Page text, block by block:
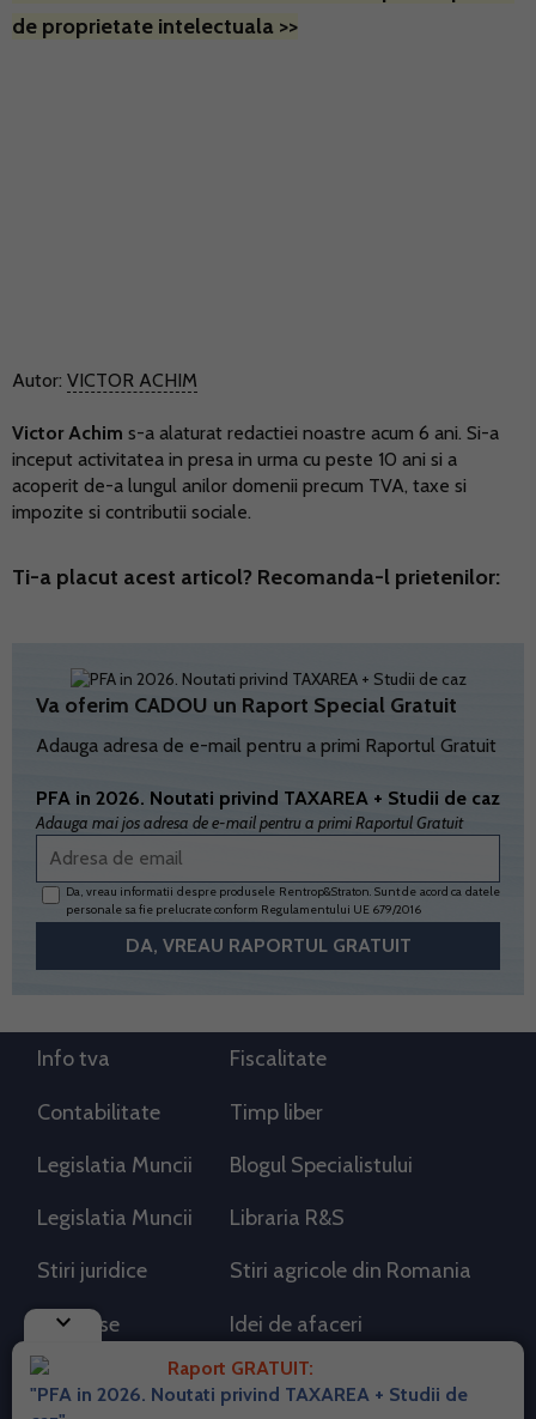
de proprietate intelectuala >>
Autor: VICTOR ACHIM
Victor Achim s-a alaturat redactiei noastre acum 6 ani. Si-a
inceput activitatea in presa in urma cu peste 10 ani si a
acoperit de-a lungul anilor domenii precum TVA, taxe si
impozite si contributii sociale.
Ti-a placut acest articol? Recomanda-l prietenilor:
Va oferim CADOU un Raport Special Gratuit
Adauga adresa de e-mail pentru a primi Raportul Gratuit
PFA in 2026. Noutati privind TAXAREA + Studii de caz
Adauga mai jos adresa de e-mail pentru a primi Raportul Gratuit
Da, vreau informatii despre produsele Rentrop&Straton. Sunt de acord ca datele
personale sa fie prelucrate conform Regulamentului UE 679/2016
keyboard_arrow_down
Raport GRATUIT:
"PFA in 2026. Noutati privind TAXAREA + Studii de
Info tva Fiscalitate
Contabilitate Timp liber
Legislatia Muncii Blogul Specialistului
Legislatia Muncii Libraria R&S
Stiri juridice Stiri agricole din Romania
AdSense Idei de afaceri